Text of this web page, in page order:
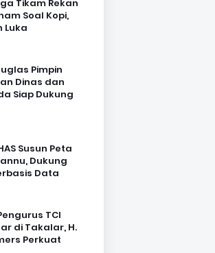
Tikam Rekan
Soal Kopi,
Luka
Pimpin
Dinas dan
Siap Dukung
Susun Peta
Dukung
Data
TCI
di Takalar, H.
Perkuat